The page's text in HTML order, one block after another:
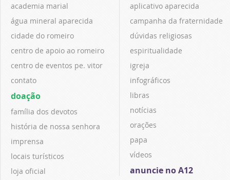
academia marial
água mineral aparecida
cidade do romeiro
centro de apoio ao romeiro
centro de eventos pe. vitor
contato
doação
família dos devotos
história de nossa senhora
imprensa
locais turísticos
loja oficial
aplicativo aparecida
campanha da fraternidade
dúvidas religiosas
espiritualidade
igreja
infográficos
libras
notícias
orações
papa
vídeos
anuncie no A12